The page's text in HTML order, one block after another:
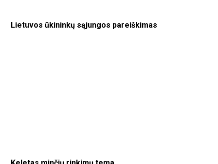
Lietuvos ūkininkų sąjungos pareiškimas